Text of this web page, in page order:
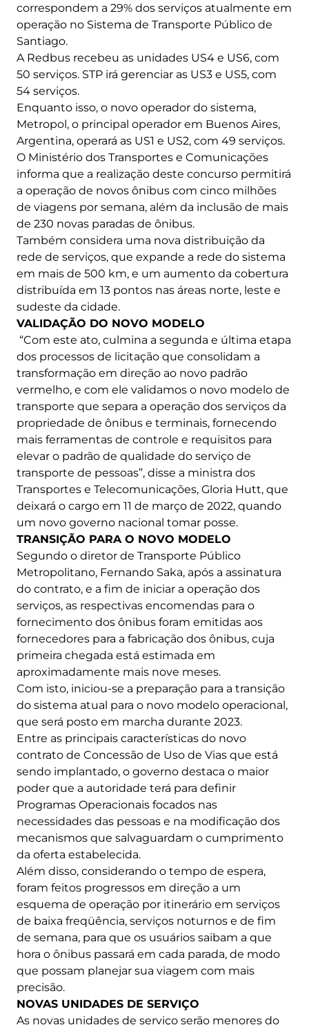
correspondem a 29% dos serviços atualmente em
operação no Sistema de Transporte Público de
Santiago.
A Redbus recebeu as unidades US4 e US6, com
50 serviços. STP irá gerenciar as US3 e US5, com
54 serviços.
Enquanto isso, o novo operador do sistema,
Metropol, o principal operador em Buenos Aires,
Argentina, operará as US1 e US2, com 49 serviços.
O Ministério dos Transportes e Comunicações
informa que a realização deste concurso permitirá
a operação de novos ônibus com cinco milhões
de viagens por semana, além da inclusão de mais
de 230 novas paradas de ônibus.
Também considera uma nova distribuição da
rede de serviços, que expande a rede do sistema
em mais de 500 km, e um aumento da cobertura
distribuída em 13 pontos nas áreas norte, leste e
sudeste da cidade.
VALIDAÇÃO DO NOVO MODELO
“Com este ato, culmina a segunda e última etapa
dos processos de licitação que consolidam a
transformação em direção ao novo padrão
vermelho, e com ele validamos o novo modelo de
transporte que separa a operação dos serviços da
propriedade de ônibus e terminais, fornecendo
mais ferramentas de controle e requisitos para
elevar o padrão de qualidade do serviço de
transporte de pessoas”, disse a ministra dos
Transportes e Telecomunicações, Gloria Hutt, que
deixará o cargo em 11 de março de 2022, quando
um novo governo nacional tomar posse.
TRANSIÇÃO PARA O NOVO MODELO
Segundo o diretor de Transporte Público
Metropolitano, Fernando Saka, após a assinatura
do contrato, e a fim de iniciar a operação dos
serviços, as respectivas encomendas para o
fornecimento dos ônibus foram emitidas aos
fornecedores para a fabricação dos ônibus, cuja
primeira chegada está estimada em
aproximadamente mais nove meses.
Com isto, iniciou-se a preparação para a transição
do sistema atual para o novo modelo operacional,
que será posto em marcha durante 2023.
Entre as principais características do novo
contrato de Concessão de Uso de Vias que está
sendo implantado, o governo destaca o maior
poder que a autoridade terá para definir
Programas Operacionais focados nas
necessidades das pessoas e na modificação dos
mecanismos que salvaguardam o cumprimento
da oferta estabelecida.
Além disso, considerando o tempo de espera,
foram feitos progressos em direção a um
esquema de operação por itinerário em serviços
de baixa freqüência, serviços noturnos e de fim
de semana, para que os usuários saibam a que
hora o ônibus passará em cada parada, de modo
que possam planejar sua viagem com mais
precisão.
NOVAS UNIDADES DE SERVIÇO
As novas unidades de serviço serão menores do